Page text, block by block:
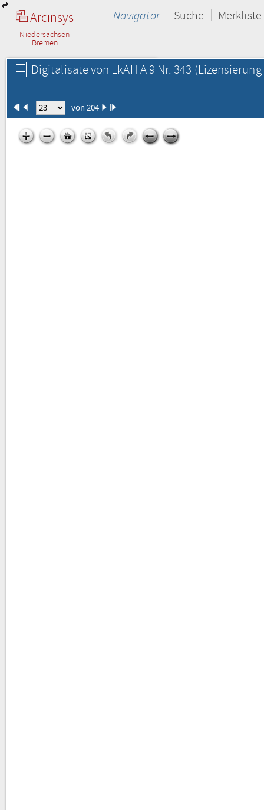
Arcinsys
Niedersachsen
Bremen
Navigator Suche Merkliste
Digitalisate von LkAH A 9 Nr. 343
von 204